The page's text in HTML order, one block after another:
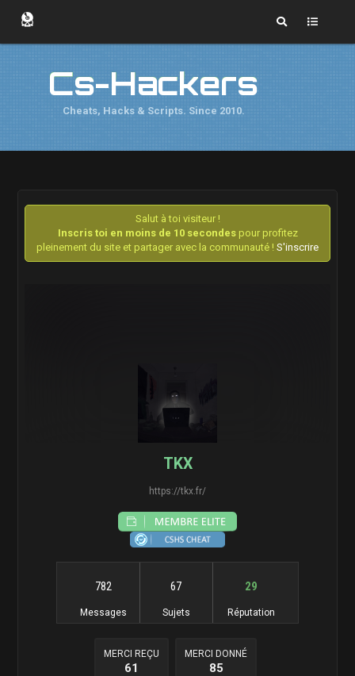
Cs-Hackers
Cheats, Hacks & Scripts. Since 2010.
Salut à toi visiteur !
Inscris toi en moins de 10 secondespour profitez
pleinement du site et partager avec la communauté ! S'inscrire
TKX
https://tkx.fr/
782
Messages
67
Sujets
29
Réputation
MERCI REÇU
61
MERCI DONNÉ
85